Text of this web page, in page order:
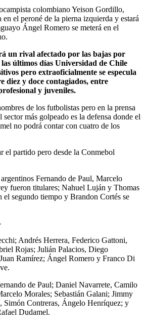
colombiano Yeison Gordillo,
el peroné de la pierna izquierda y estará
Ángel Romero se meterá en el
un rival afectado por las bajas por
últimos días Universidad de Chile
pero extraoficialmente se especula
diez y doce contagiados, entre
y juveniles.
de los futbolistas pero en la prensa
más golpeado es la defensa donde el
no podrá contar con cuatro de los
el partido pero desde la Conmebol
Fernando de Paul, Marcelo
fueron titulares; Nahuel Luján y Thomas
el segundo tiempo y Brandon Cortés se
Andrés Herrera, Federico Gattoni,
Rojas; Julián Palacios, Diego
Ramírez; Ángel Romero y Franco Di
de Paul; Daniel Navarrete, Camilo
Morales; Sebastián Galani; Jimmy
Simón Contreras, Ángelo Henríquez; y
Dudamel.